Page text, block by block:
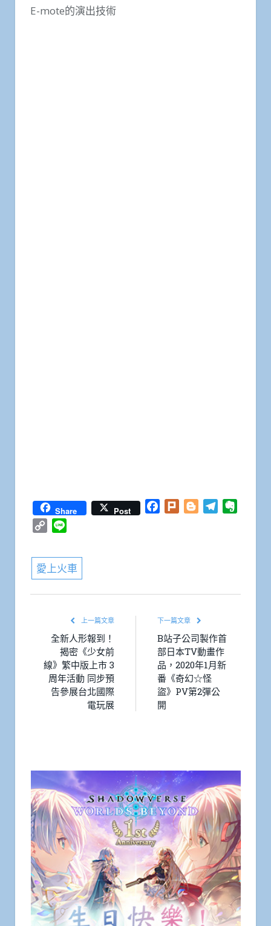
E-mote的演出技術
Share Post Facebook
Plurk BloggerTelegram
Copy
愛上火車
上一篇文章
全新人形報到！
揭密《少女前
線》繁中版上市 3
周年活動 同步預
告參展台北國際
電玩展
下一篇文章
B站子公司製作首
部日本TV動畫作
品，2020年1月新
番《奇幻☆怪
盜》PV第2彈公
開